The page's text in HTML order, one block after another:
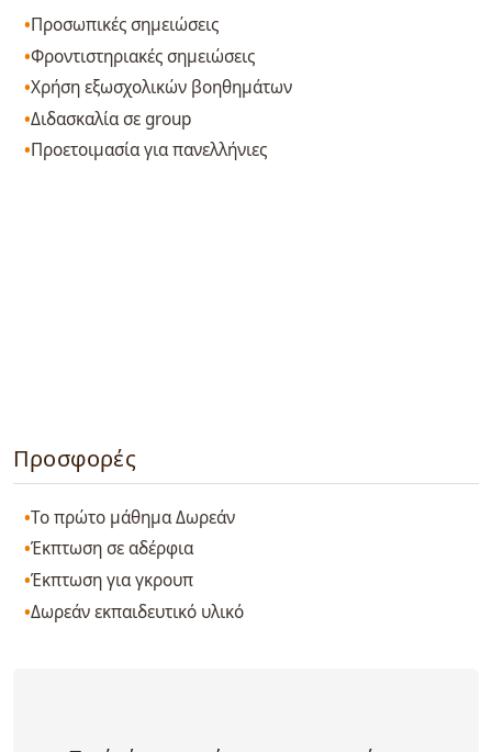
Προσωπικές σημειώσεις
Φροντιστηριακές σημειώσεις
Χρήση εξωσχολικών βοηθημάτων
Διδασκαλία σε group
Προετοιμασία για πανελλήνιες
Προσφορές
Το πρώτο μάθημα Δωρεάν
Έκπτωση σε αδέρφια
Έκπτωση για γκρουπ
Δωρεάν εκπαιδευτικό υλικό